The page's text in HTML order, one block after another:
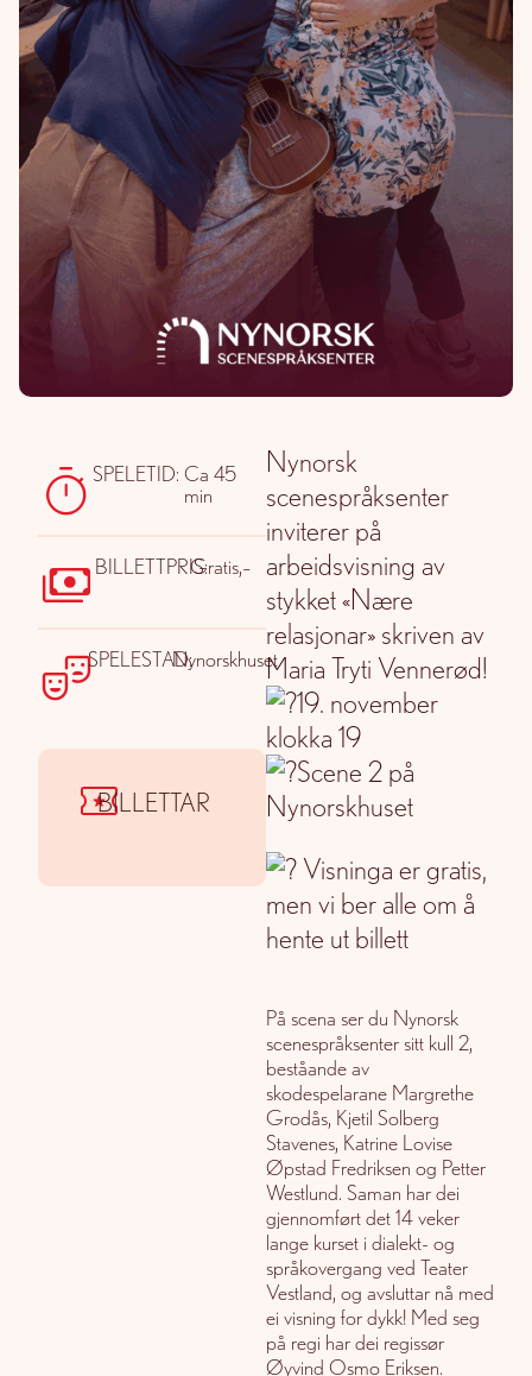
Nynorsk
scenespråksenter
inviterer på
arbeidsvisning av
stykket «Nære
relasjonar» skriven av
Maria Tryti Vennerød!
19. november
klokka 19
Scene 2 på
Nynorskhuset
Visninga er gratis,
men vi ber alle om å
hente ut billett
På scena ser du Nynorsk
scenespråksenter sitt kull 2,
beståande av
skodespelarane Margrethe
Grodås, Kjetil Solberg
Stavenes, Katrine Lovise
Øpstad Fredriksen og Petter
Westlund. Saman har dei
gjennomført det 14 veker
lange kurset i dialekt- og
språkovergang ved Teater
Vestland, og avsluttar nå med
ei visning for dykk! Med seg
på regi har dei regissør
Øyvind Osmo Eriksen.
SPELETID: Ca 45
min
BILLETTPRIS:Gratis,–
SPELESTAD:Nynorskhuset
BILLETTAR